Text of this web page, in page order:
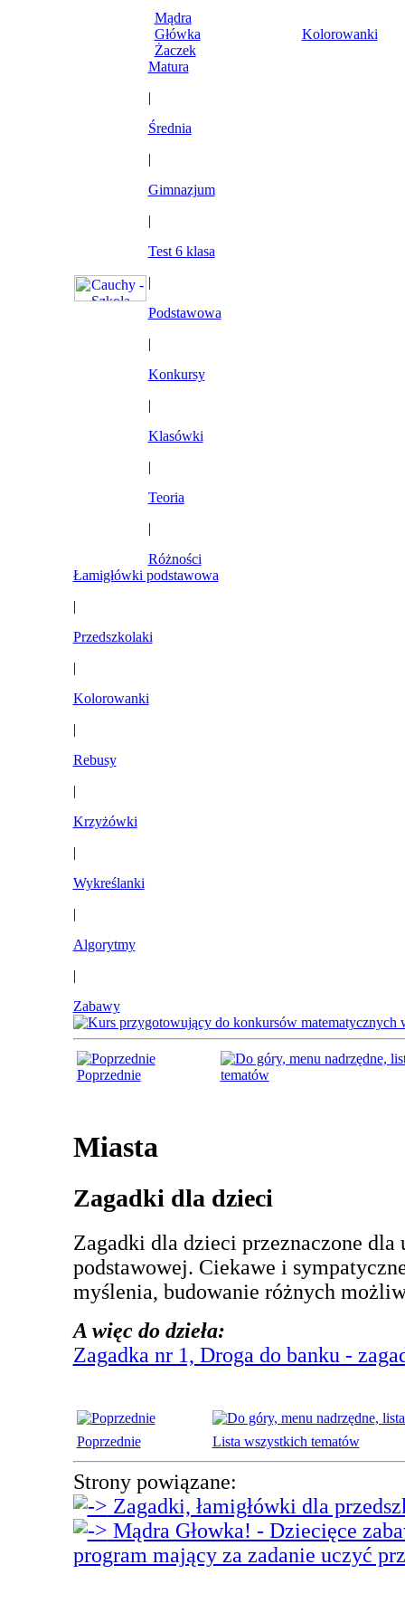
Mądra
Główka
Kolorowanki
Żaczek
Matura
|
Średnia
|
Gimnazjum
|
Test 6 klasa
|
Podstawowa
|
Konkursy
|
Klasówki
|
Teoria
|
Różności
Łamigłówki podstawowa
|
Przedszkolaki
|
Kolorowanki
|
Rebusy
|
Krzyżówki
|
Wykreślanki
|
Algorytmy
|
Zabawy
Poprzednie tematów
Miasta
Zagadki dla dzieci
Zagadki dla dzieci przeznaczone dla
podstawowej. Ciekawe i
myślenia, budowanie różnych
A więc do dzieła:
Zagadka nr 1, Droga do banku -
Poprzednie Lista wszystkich tematów
Strony powiązane:
Zagadki, łamigłówki dla
Mądra Głowka! - Dziecięce
program mający za zadanie uczyć